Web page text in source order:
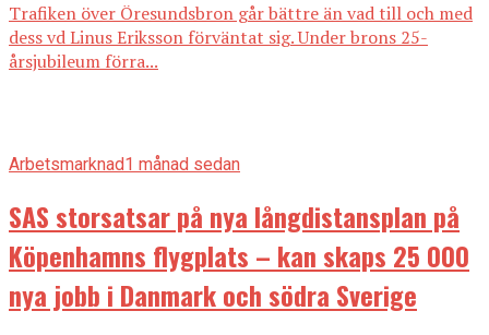
Trafiken över Öresundsbron går bättre än vad till och med
dess vd Linus Eriksson förväntat sig. Under brons 25-
årsjubileum förra...
Arbetsmarknad1 månad sedan
SAS storsatsar på nya långdistansplan på
Köpenhamns flygplats – kan skaps 25 000
nya jobb i Danmark och södra Sverige